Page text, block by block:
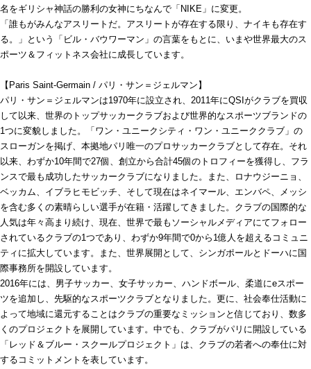
名をギリシャ神話の勝利の女神にちなんで「NIKE」に変更。
「誰もがみんなアスリートだ。アスリートが存在する限り、ナイキも存在す
る。」という「ビル・バウワーマン」の言葉をもとに、いまや世界最大のス
ポーツ＆フィットネス会社に成長しています。
【Paris Saint-Germain / パリ・サン＝ジェルマン】
パリ・サン＝ジェルマンは1970年に設立され、2011年にQSIがクラブを買収
して以来、世界のトップサッカークラブおよび世界的なスポーツブランドの
1つに変貌しました。「ワン・ユニークシティ・ワン・ユニーククラブ」の
スローガンを掲げ、本拠地パリ唯一のプロサッカークラブとして存在。それ
以来、わずか10年間で27個、創立から合計45個のトロフィーを獲得し、フラ
ンスで最も成功したサッカークラブになりました。また、ロナウジーニョ、
ベッカム、イブラヒモビッチ、そして現在はネイマール、エンバペ、メッシ
を含む多くの素晴らしい選手が在籍・活躍してきました。クラブの国際的な
人気は年々高まり続け、現在、世界で最もソーシャルメディアにてフォロー
されているクラブの1つであり、わずか9年間で0から1億人を超えるコミュニ
ティに拡大しています。また、世界展開として、シンガポールとドーハに国
際事務所を開設しています。
2016年には、男子サッカー、女子サッカー、ハンドボール、柔道にeスポー
ツを追加し、先駆的なスポーツクラブとなりました。更に、社会奉仕活動に
よって地域に還元することはクラブの重要なミッションと信じており、数多
くのプロジェクトを展開しています。中でも、クラブがパリに開設している
「レッド＆ブルー・スクールプロジェクト」は、クラブの若者への奉仕に対
するコミットメントを表しています。